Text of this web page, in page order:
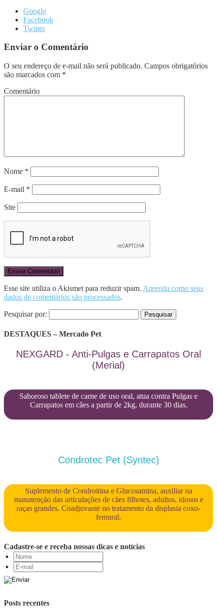
Google
Facebook
Twitter
Enviar o Comentário
O seu endereço de e-mail não será publicado. Campos obrigatórios
são marcados com *
Comentário
Nome *
E-mail *
Site
Esse site utiliza o Akismet para reduzir spam. Aprenda como seus
dados de comentários são processados.
Pesquisar por:
DESTAQUES – Mercado Pet
NEXGARD - Anti-Pulgas e Carrapatos Oral
(Merial)
Saboroso tablete de carne de uso oral, atua contra Pulgas e
Carrapatos em cães a partir de 2kg, durante 30 dias.
Condrotec Pet (Syntec)
Suplemento de Condroitina e Glucosamina, auxiliar na
manutenção das articulações de cães filhotes, adultos, idosos e
raças grandes. Coadjuvante no tratamento da displasia coxo-
femural.
Cadastre-se e receba nossas dicas e notícias
Posts recentes